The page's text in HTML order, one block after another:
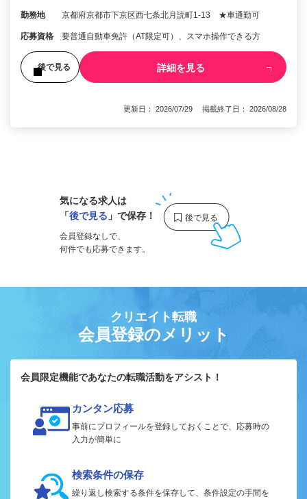
勤務地 京都府京都市下京区西七条北月読町1-13 ★車通勤可
応募資格 要普通自動車免許（AT限定可）、スマホ操作できる方
後で見る 詳細を見る
更新日： 2026/07/29 掲載終了日： 2026/08/28
気になる求人は
「後で見る 」で保存！
会員登録なしで、
何件でも応募できます。
クリエイト転職
会員登録のメリット
会員限定機能であなたの転職活動をアシスト！
カンタン応募
事前にプロフィールを登録しておくことで、応募時の
入力が簡単に
検索条件の保存
繰り返し検索する条件を保存して、条件設定の手間を